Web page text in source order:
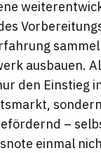
ausbauen.
den Einstieg
–
einmal